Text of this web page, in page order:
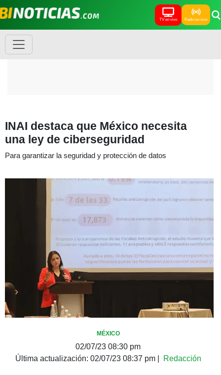
TV en vivo Radio en vivo
INAI destaca que México necesita
una ley de ciberseguridad
Para garantizar la seguridad y protección de datos
MÉXICO
02/07/23 08:30 pm
Última actualización: 02/07/23 08:37 pm| Redacción